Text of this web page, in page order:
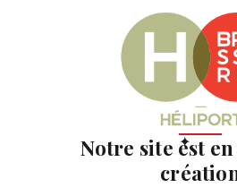
✦
Notre site est